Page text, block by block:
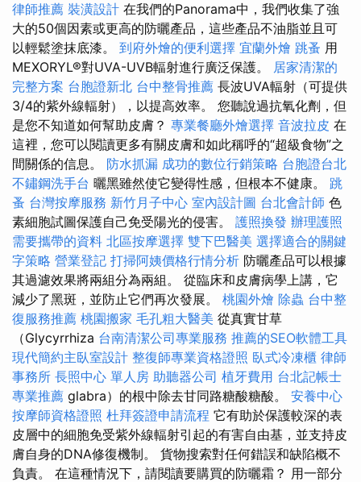
律師推薦 裝潢設計 在我們的Panorama中，我們收集了強
大的50個因素或更高的防曬產品，這些產品不油脂並且可
以輕鬆塗抹底漆。 到府外燴的便利選擇 宜蘭外燴 跳蚤 用
MEXORYL®對UVA-UVB輻射進行廣泛保護。 居家清潔的
完整方案 台胞證新北 台中整骨推薦 長波UVA輻射（可提供
3/4的紫外線輻射），以提高效率。 您聽說過抗氧化劑，但
是您不知道如何幫助皮膚？ 專業餐廳外燴選擇 音波拉皮 在
這裡，您可以閱讀更多有關皮膚和如此稱呼的“超級食物”之
間關係的信息。 防水抓漏 成功的數位行銷策略 台胞證台北
不鏽鋼洗手台 曬黑雖然使它變得性感，但根本不健康。 跳
蚤 台灣按摩服務 新竹月子中心 室內設計圖 台北會計師 色
素細胞試圖保護自己免受陽光的侵害。 護照換發 辦理護照
需要攜帶的資料 北區按摩選擇 雙下巴醫美 選擇適合的關鍵
字策略 營業登記 打掃阿姨價格行情分析 防曬產品可以根據
其過濾效果將兩組分為兩組。 從臨床和皮膚病學上講，它
減少了黑斑，並防止它們再次發展。 桃園外燴 除蟲 台中整
復服務推薦 桃園搬家 毛孔粗大醫美 從真實甘草
（Glycyrrhiza 台南清潔公司專業服務 推薦的SEO軟體工具
現代簡約主臥室設計 整復師專業資格證照 臥式冷凍櫃 律師
事務所 長照中心 單人房 助聽器公司 植牙費用 台北記帳士
專業推薦 glabra）的根中除去甘同路糖酸糖酸。 安養中心
按摩師資格證照 杜拜簽證申請流程 它有助於保護較深的表
皮層中的細胞免受紫外線輻射引起的有害自由基，並支持皮
膚自身的DNA修復機制。 貨物搜索對任何錯誤和缺陷概不
負責。 在這種情況下，請閱讀要購買的防曬霜？ 用一部分